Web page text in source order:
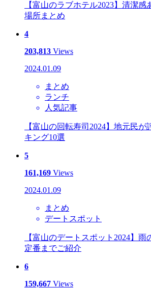
【富山のラブホテル2023】清潔
場所まとめ
4
203,813 Views
2024.01.09
まとめ
ランチ
人気記事
【富山の回転寿司2024】地元民
キング10選
5
161,169 Views
2024.01.09
まとめ
デートスポット
【富山のデートスポット2024】
定番までご紹介
6
159,667 Views